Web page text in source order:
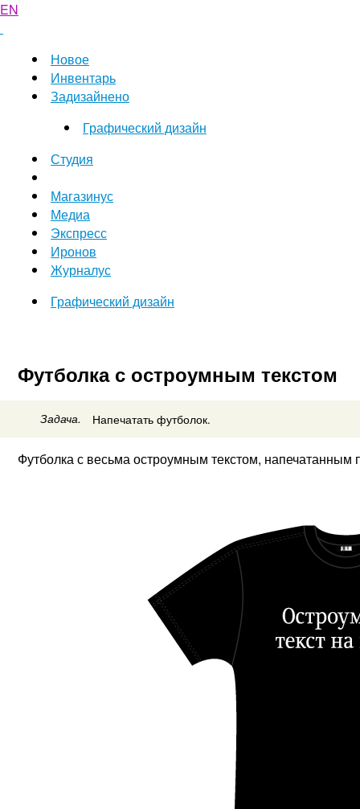
EN
Новое
Инвентарь
Задизайнено
Графический дизайн
Студия
Магазинус
Медиа
Экспресс
Иронов
Журналус
Графический дизайн
Футболка с остроумным текстом
Задача. Напечатать футболок.
Футболка с весьма остроумным текстом, напечатанным